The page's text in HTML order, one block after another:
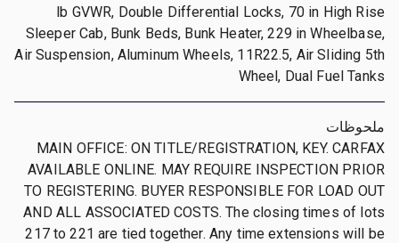
lb GVWR, Double Differential Locks, 70 in High Rise
Sleeper Cab, Bunk Beds, Bunk Heater, 229 in Wheelbase,
Air Suspension, Aluminum Wheels, 11R22.5, Air Sliding 5th
Wheel, Dual Fuel Tanks
ملحوظات
MAIN OFFICE: ON TITLE/REGISTRATION, KEY. CARFAX
AVAILABLE ONLINE. MAY REQUIRE INSPECTION PRIOR
TO REGISTERING. BUYER RESPONSIBLE FOR LOAD OUT
AND ALL ASSOCIATED COSTS. The closing times of lots
217 to 221 are tied together. Any time extensions will be